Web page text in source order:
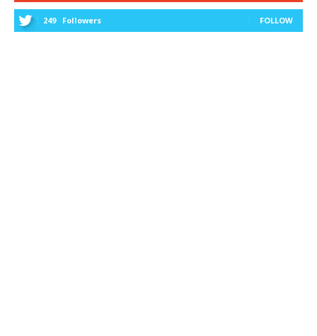
249 Followers FOLLOW